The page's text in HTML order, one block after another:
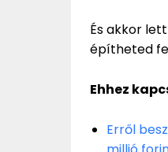
És akkor
építheted
Ehhez
Erről